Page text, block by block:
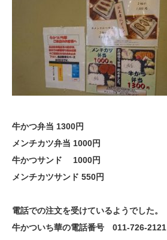
牛かつ弁当 1300円
メンチカツ弁当 1000円
牛かつサンド 1000円
メンチカツサンド 550円
電話での注文を受けているようでした。
牛かついち華の電話番号 011-726-2121